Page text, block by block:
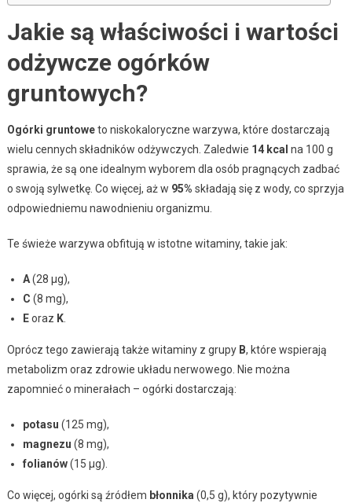
Jakie są właściwości i wartości
odżywcze ogórków
gruntowych?
Ogórki gruntoweto niskokaloryczne warzywa, które dostarczają
wielu cennych składników odżywczych. Zaledwie 14 kcal na 100 g
sprawia, że są one idealnym wyborem dla osób pragnących zadbać
o swoją sylwetkę. Co więcej, aż w 95% składają się z wody, co sprzyja
odpowiedniemu nawodnieniu organizmu.
Te świeże warzywa obfitują w istotne witaminy, takie jak:
A(28 µg),
C (8 mg),
Eoraz K.
Oprócz tego zawierają także witaminy z grupy B, które wspierają
metabolizm oraz zdrowie układu nerwowego. Nie można
zapomnieć o minerałach – ogórki dostarczają:
potasu (125 mg),
magnezu (8 mg),
folianów(15 µg).
Co więcej, ogórki są źródłem błonnika(0,5 g), który pozytywnie